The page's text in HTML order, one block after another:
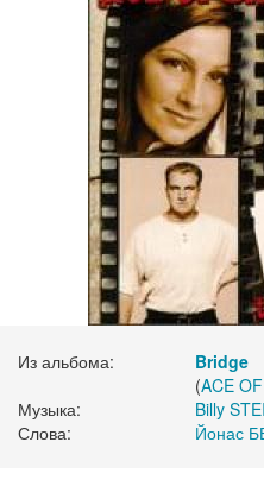
Из альбома:
Bridge
(ACE
Музыка:
Billy
Слова:
Йонас